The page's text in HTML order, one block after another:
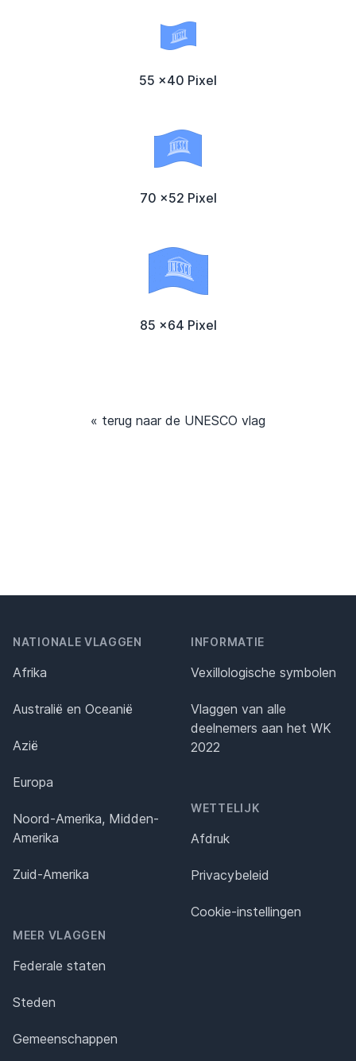
55 x40 Pixel
70 x52 Pixel
85 x64 Pixel
« terug naar de UNESCO vlag
NATIONALE VLAGGEN
Afrika
Australië en Oceanië
Azië
Europa
Noord-Amerika, Midden-
Amerika
Zuid-Amerika
MEER VLAGGEN
Federale staten
Steden
Gemeenschappen
INFORMATIE
Vexillologische symbolen
Vlaggen van alle
deelnemers aan het WK
2022
WETTELIJK
Afdruk
Privacybeleid
Cookie-instellingen